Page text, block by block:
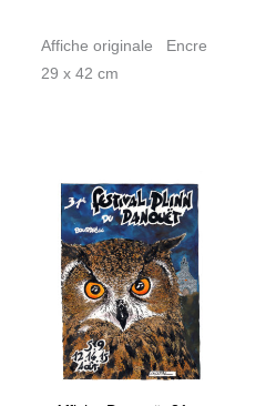
Affiche originale Encre
29 x 42 cm